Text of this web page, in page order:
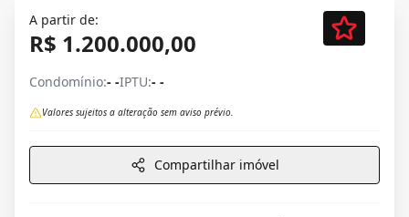
A partir de:
R$ 1.200.000,00
Condomínio:- -IPTU:- -
Valores sujeitos a alteração sem aviso prévio.
Compartilhar imóvel